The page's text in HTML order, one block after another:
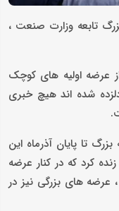
اولیه سهام 7 شرکت بزرگ تابعه وزارت صنعت ،
عرضه اولیه های کوچک
هزار تومانی ! دلزده شده اند هیچ خبری
خبر 7 عرضه اولیه بزرگ تا پایان آذرماه این
کرد که در کنار عرضه
های بزرگی نیز در